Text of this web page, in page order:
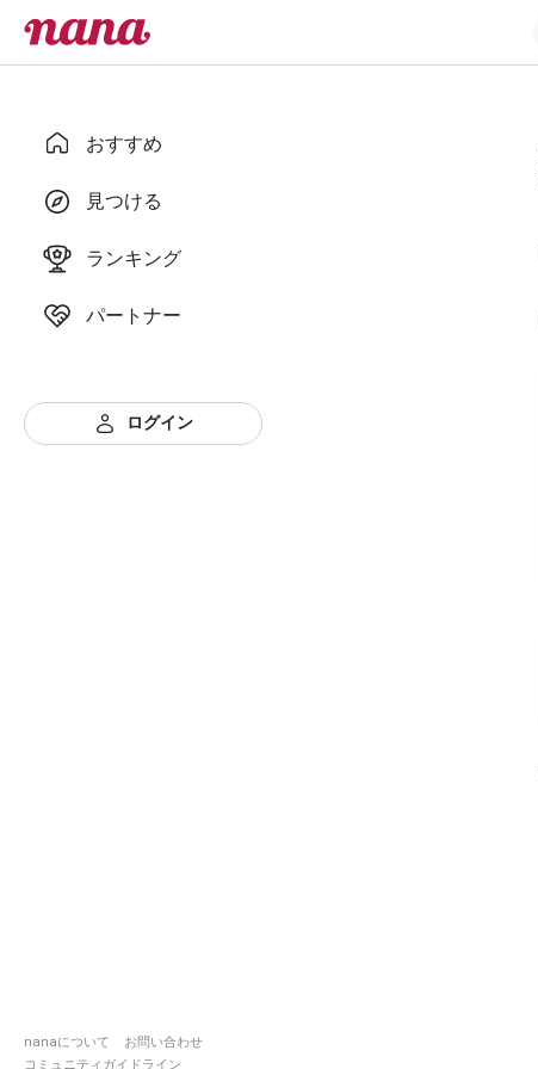
おすすめ
見つける
ランキング
パートナー
ログイン
nanaについて
お問い合わせ
コミュニティガイドライン